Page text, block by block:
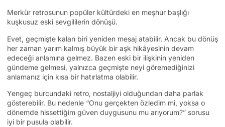
Merkür retrosunun popüler kültürdeki en meşhur başlığı
kuşkusuz eski sevgililerin dönüşü.
Evet, geçmişte kalan biri yeniden mesaj atabilir. Ancak bu dönüş
her zaman yarım kalmış büyük bir aşk hikâyesinin devam
edeceği anlamına gelmez. Bazen eski bir ilişkinin yeniden
gündeme gelmesi, yalnızca geçmişte neyi göremediğinizi
anlamanız için kısa bir hatırlatma olabilir.
Yengeç burcundaki retro, nostaljiyi olduğundan daha parlak
gösterebilir. Bu nedenle “Onu gerçekten özledim mi, yoksa o
dönemde hissettiğim güven duygusunu mu arıyorum?” sorusu
iyi bir pusula olabilir.